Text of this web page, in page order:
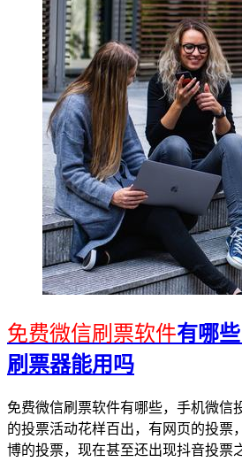
免费微信刷票软件有哪
刷票器能用吗
免费微信刷票软件有哪些，手机微信
的投票活动花样百出，有网页的投票
博的投票，现在甚至还出现抖音投票